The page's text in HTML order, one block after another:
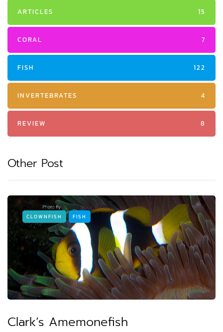
ARTICLES 15
CORAL 7
FISH 122
INVERTEBRATES 4
REVIEW 8
Other Post
CLOWNFISH FISH
Clark’s Amemonefish